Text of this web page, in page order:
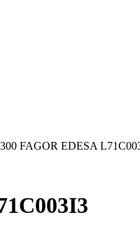
FAGOR EDESA